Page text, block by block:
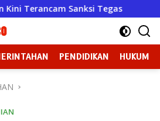
Sanksi Tegas Badan
PENDIDIKAN HUKUM